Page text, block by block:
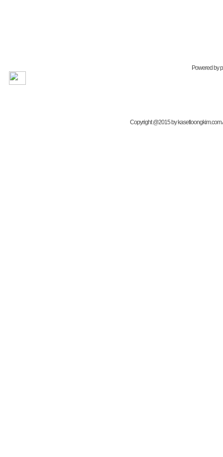
Powered by
Copyright @2015 by kasetloongkim.com